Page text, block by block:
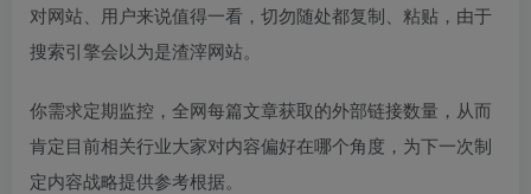
对网站、用户来说值得一看，切勿随处都复制、粘贴，由于
搜索引擎会以为是渣滓网站。
你需求定期监控，全网每篇文章获取的外部链接数量，从而
肯定目前相关行业大家对内容偏好在哪个角度，为下一次制
定内容战略提供参考根据。